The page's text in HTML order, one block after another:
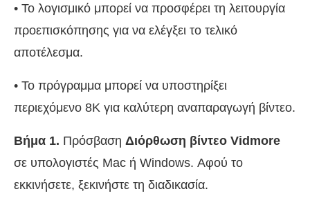
• Το λογισμικό μπορεί να προσφέρει τη λειτουργία
προεπισκόπησης για να ελέγξει το τελικό
αποτέλεσμα.
• Το πρόγραμμα μπορεί να υποστηρίξει
περιεχόμενο 8K για καλύτερη αναπαραγωγή βίντεο.
Βήμα 1. Πρόσβαση Διόρθωση βίντεο Vidmore
σε υπολογιστές Mac ή Windows. Αφού το
εκκινήσετε, ξεκινήστε τη διαδικασία.